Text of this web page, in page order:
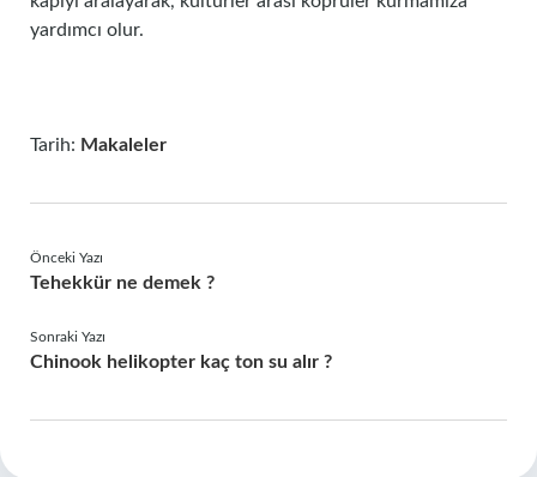
yardımcı olur.
Tarih: Makaleler
Önceki Yazı
Tehekkür ne demek ?
Sonraki Yazı
Chinook helikopter kaç ton su alır ?